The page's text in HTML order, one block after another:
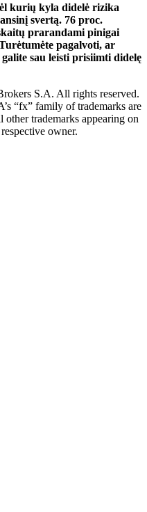
kurių kyla didelė rizika
svertą. 76 proc.
prarandami pinigai
pagalvoti, ar
sau leisti prisiimti didelę
S.A. All rights reserved.
“fx” family of trademarks are
trademarks appearing on
owner.